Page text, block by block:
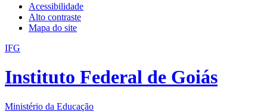
Acessibilidade
Alto contraste
Mapa do site
IFG
Instituto Federal de Goiás
Ministério da Educação